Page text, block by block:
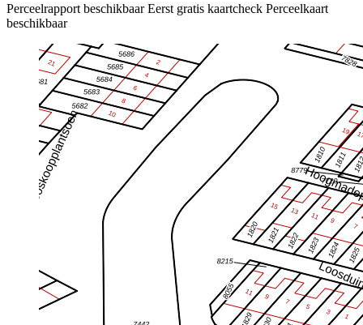
Perceelrapport beschikbaar Eerst gratis kaartcheck Perceelkaart
beschikbaar